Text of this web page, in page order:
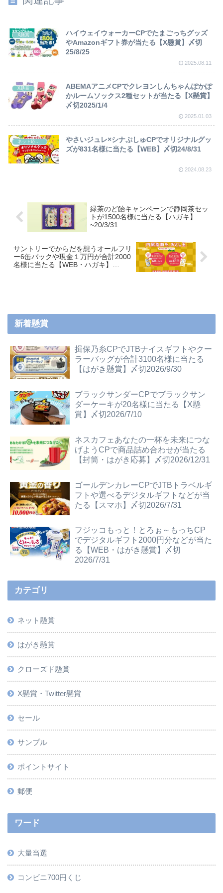
X懸賞
ハイウェイウォーカーCPでたまごっちグッズ
やAmazonギフト券が当たる【X懸賞】〆切
25/8/25
2025.08.11
X懸賞
ABEMAアニメCPでクレヨンしんちゃんぽかぽ
かルームソックス2種セットが当たる【X懸賞】
〆切2025/1/4
2025.01.03
ネット応募懸賞
やさいジュレ×シナぷしゅCPでオリジナルグッ
ズが831名様に当たる【WEB】〆切24/8/31
2024.08.23
緑茶のど飴キャンペーンで静岡茶セッ
トが1500名様に当たる【ハガキ】
~20/3/31
サントリーでからだを想うオールフリ
ー6缶パックや現金１万円が合計2000
名様に当たる【WEB・ハガキ】
新着懸賞
揖保乃糸CPでJTBナイスギフトやクー
ラーバッグが合計3100名様に当たる
【はがき懸賞】〆切2026/9/30
ブラックサンダーCPでブラックサン
ダーケーキが20名様に当たる【X懸
賞】〆切2026/7/10
ネスカフェあなたの一杯を未来につな
げようCPで商品詰め合わせが当たる
【封筒・はがき応募】〆切2026/12/31
ゴールデンカレーCPでJTBトラベルギ
フトや選べるデジタルギフトなどが当
たる【スマホ】〆切2026/7/31
フジッコもっと！とろぉ～もっちCP
でデジタルギフト2000円分などが当た
る【WEB・はがき懸賞】〆切
2026/7/31
カテゴリ
ネット懸賞
はがき懸賞
クローズド懸賞
X懸賞・Twitter懸賞
セール
サンプル
ポイントサイト
郵便
ワード
大量当選
コンビニ700円くじ